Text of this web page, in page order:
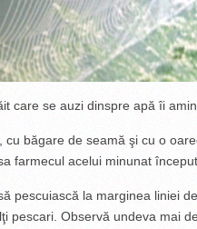
care se auzi dinspre apă îi
cu băgare de seamă şi cu o
farmecul acelui minunat
pescuiască la marginea liniei
pescari. Observă undeva mai